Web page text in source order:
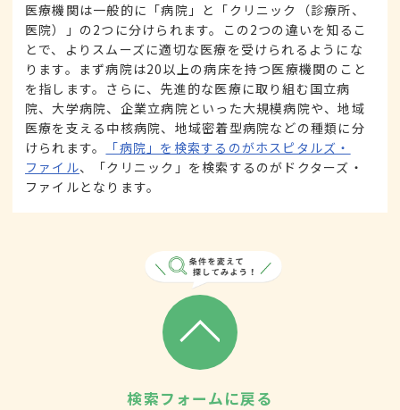
医療機関は一般的に「病院」と「クリニック（診療所、
医院）」の2つに分けられます。この2つの違いを知るこ
とで、よりスムーズに適切な医療を受けられるようにな
ります。まず病院は20以上の病床を持つ医療機関のこと
を指します。さらに、先進的な医療に取り組む国立病
院、大学病院、企業立病院といった大規模病院や、地域
医療を支える中核病院、地域密着型病院などの種類に分
けられます。
「病院」を検索するのがホスピタルズ・
ファイル、「クリニック」を検索するのがドクターズ・
ファイルとなります。
検索フォームに戻る